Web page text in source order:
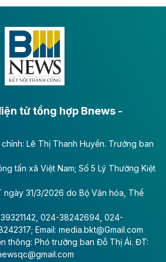
bộ vốn khỏi dự án
Thủ Thiêm
bán toàn bộ 40% vốn
với giá 270 triệu USD, chấm dứt
chuyển mục đích sử
m2 đất làm khu nghỉ
phép Công ty Cổ phần Thủy Tiên
chuyển mục đích sử dụng gần
Rạch Dừa để làm dự án Khu
Đại Dương.
tử tổng hợp Bnews -
Lê Thị Thanh Huyền. Trưởng ban
tấn xã Việt Nam; Số 5 Lý Thường Kiệt
31/3/2026 do Bộ Văn hóa, Thể
024-38242694, 024-
Email: media.bkt@Gmail.com
thông: Phó trưởng ban Đỗ Thị Ái. ĐT: